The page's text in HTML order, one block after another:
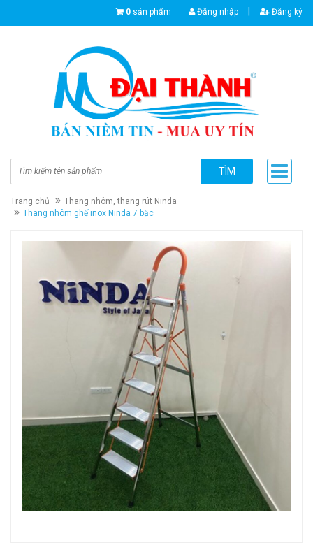
0 sản phẩm Đăng nhập Đăng ký
TÌM
Trang chủ
Thang nhôm, thang rút Ninda
Thang nhôm ghế inox Ninda 7 bậc